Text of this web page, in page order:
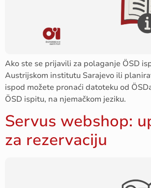
Ako ste se prijavili za polaganje ÖSD
Austrijskom institutu Sarajevo ili
ispod možete pronaći datoteku od
ÖSD ispitu, na njemačkom jeziku.
Servus webshop:
za rezervaciju